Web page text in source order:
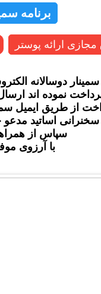
برنامه
مجازی ارائه پوستر
دوسالانه
نموده اند
از طریق ایمیل
اساتید
سپاس از
با آرزوی